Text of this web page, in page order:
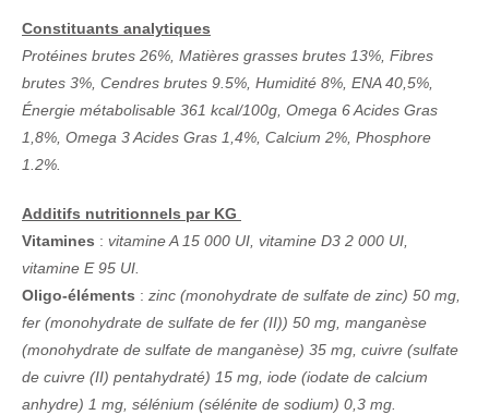
Constituants analytiques
Protéines brutes 26%, Matières grasses brutes 13%, Fibres
brutes 3%, Cendres brutes 9.5%, Humidité 8%, ENA 40,5%,
Énergie métabolisable 361 kcal/100g, Omega 6 Acides Gras
1,8%, Omega 3 Acides Gras 1,4%, Calcium 2%, Phosphore
1.2%.
Additifs nutritionnels par KG
Vitamines : vitamine A 15 000 UI, vitamine D3 2 000 UI,
vitamine E 95 UI.
Oligo-éléments : zinc (monohydrate de sulfate de zinc) 50 mg,
fer (monohydrate de sulfate de fer (II)) 50 mg, manganèse
(monohydrate de sulfate de manganèse) 35 mg, cuivre (sulfate
de cuivre (II) pentahydraté) 15 mg, iode (iodate de calcium
anhydre) 1 mg, sélénium (sélénite de sodium) 0,3 mg.